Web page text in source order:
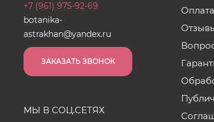
+7 (961) 975-92-69
botanika-
astrakhan@yandex.ru
ЗАКАЗАТЬ ЗВОНОК
МЫ В СОЦ.СЕТЯХ
Оплата